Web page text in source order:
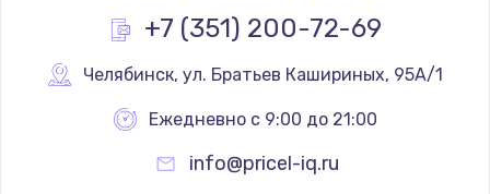
Заказать
Замена реле
+7 (351) 200-72-69
Челябинск, ул. Братьев Кашириных, 95А/1
Ежедневно с 9:00 до 21:00
info@pricel-iq.ru